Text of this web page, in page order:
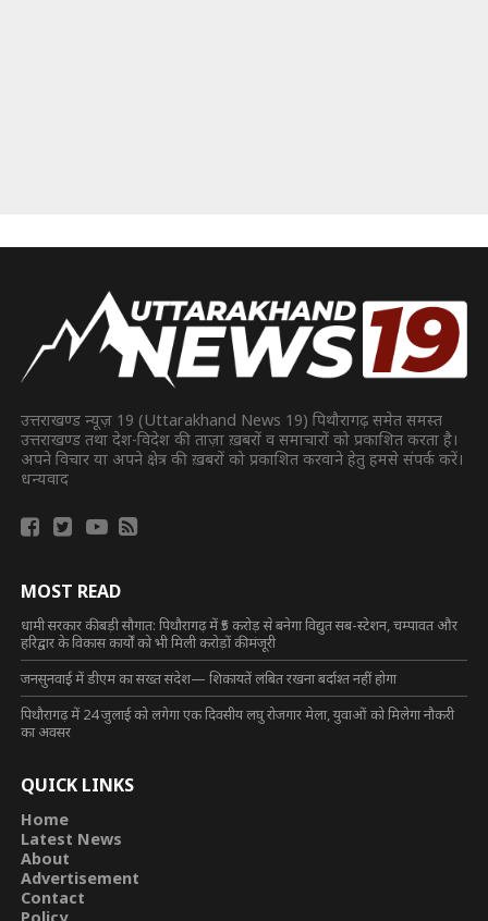
उत्तराखण्ड न्यूज़ 19 (Uttarakhand News 19) पिथौरागढ़ समेत समस्त
उत्तराखण्ड तथा देश-विदेश की ताज़ा ख़बरों व समाचारों को प्रकाशित करता है।
अपने विचार या अपने क्षेत्र की ख़बरों को प्रकाशित करवाने हेतु हमसे संपर्क करें।
धन्यवाद
MOST READ
धामी सरकार की बड़ी सौगात: पिथौरागढ़ में ₹5 करोड़ से बनेगा विद्युत सब-स्टेशन, चम्पावत और
हरिद्वार के विकास कार्यों को भी मिली करोड़ों की मंजूरी
जनसुनवाई में डीएम का सख्त संदेश— शिकायतें लंबित रखना बर्दाश्त नहीं होगा
पिथौरागढ़ में 24 जुलाई को लगेगा एक दिवसीय लघु रोजगार मेला, युवाओं को मिलेगा नौकरी
का अवसर
QUICK LINKS
Home
Latest News
About
Advertisement
Contact